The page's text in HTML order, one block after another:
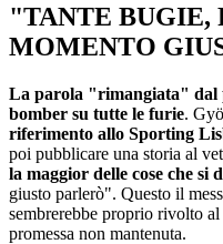
"TANTE BUGIE,
MOMENTO
La parola "rimangiata" dal
bomber su tutte le furie.
riferimento allo Sporting
poi pubblicare una storia al
la maggior delle cose che si
giusto parlerò". Questo il
sembrerebbe proprio rivolto
promessa non mantenuta.